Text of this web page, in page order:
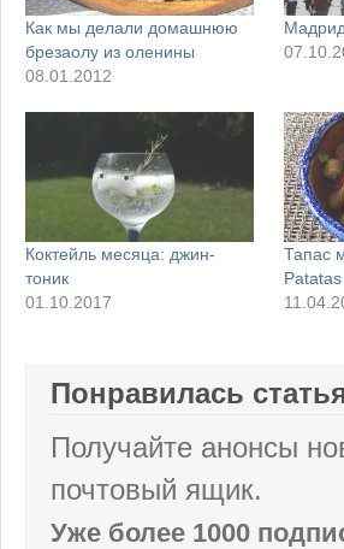
Как мы делали домашнюю
брезаолу из оленины
08.01.2012
Коктейль месяца: джин-
тоник
01.10.2017
Тапас
Понравилась
Получайте анонсы
почтовый ящик.
Уже более 1000